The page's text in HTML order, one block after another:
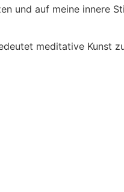
und auf meine innere
meditative Kunst